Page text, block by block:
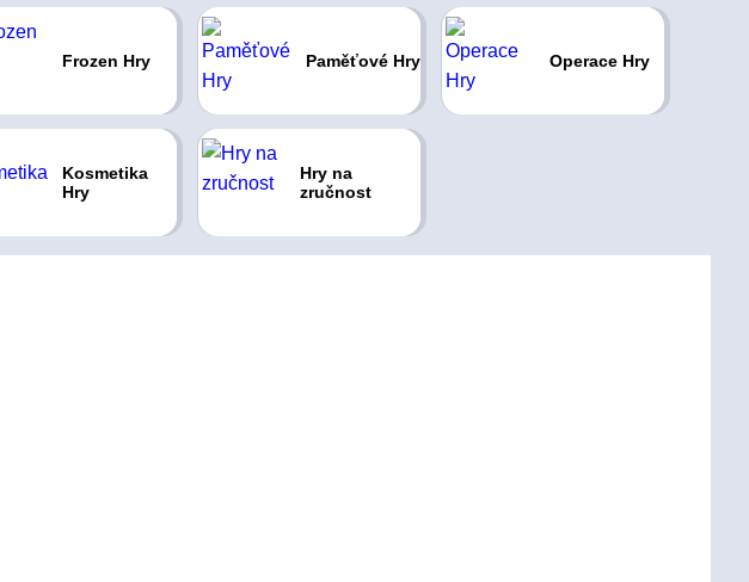
Frozen Hry Paměťové Hry Operace Hry
Kosmetika
Hry
Hry na
zručnost